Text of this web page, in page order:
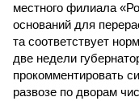
местного филиала
оснований для
та соответствует
две недели
прокомментировать
развозе по дворам